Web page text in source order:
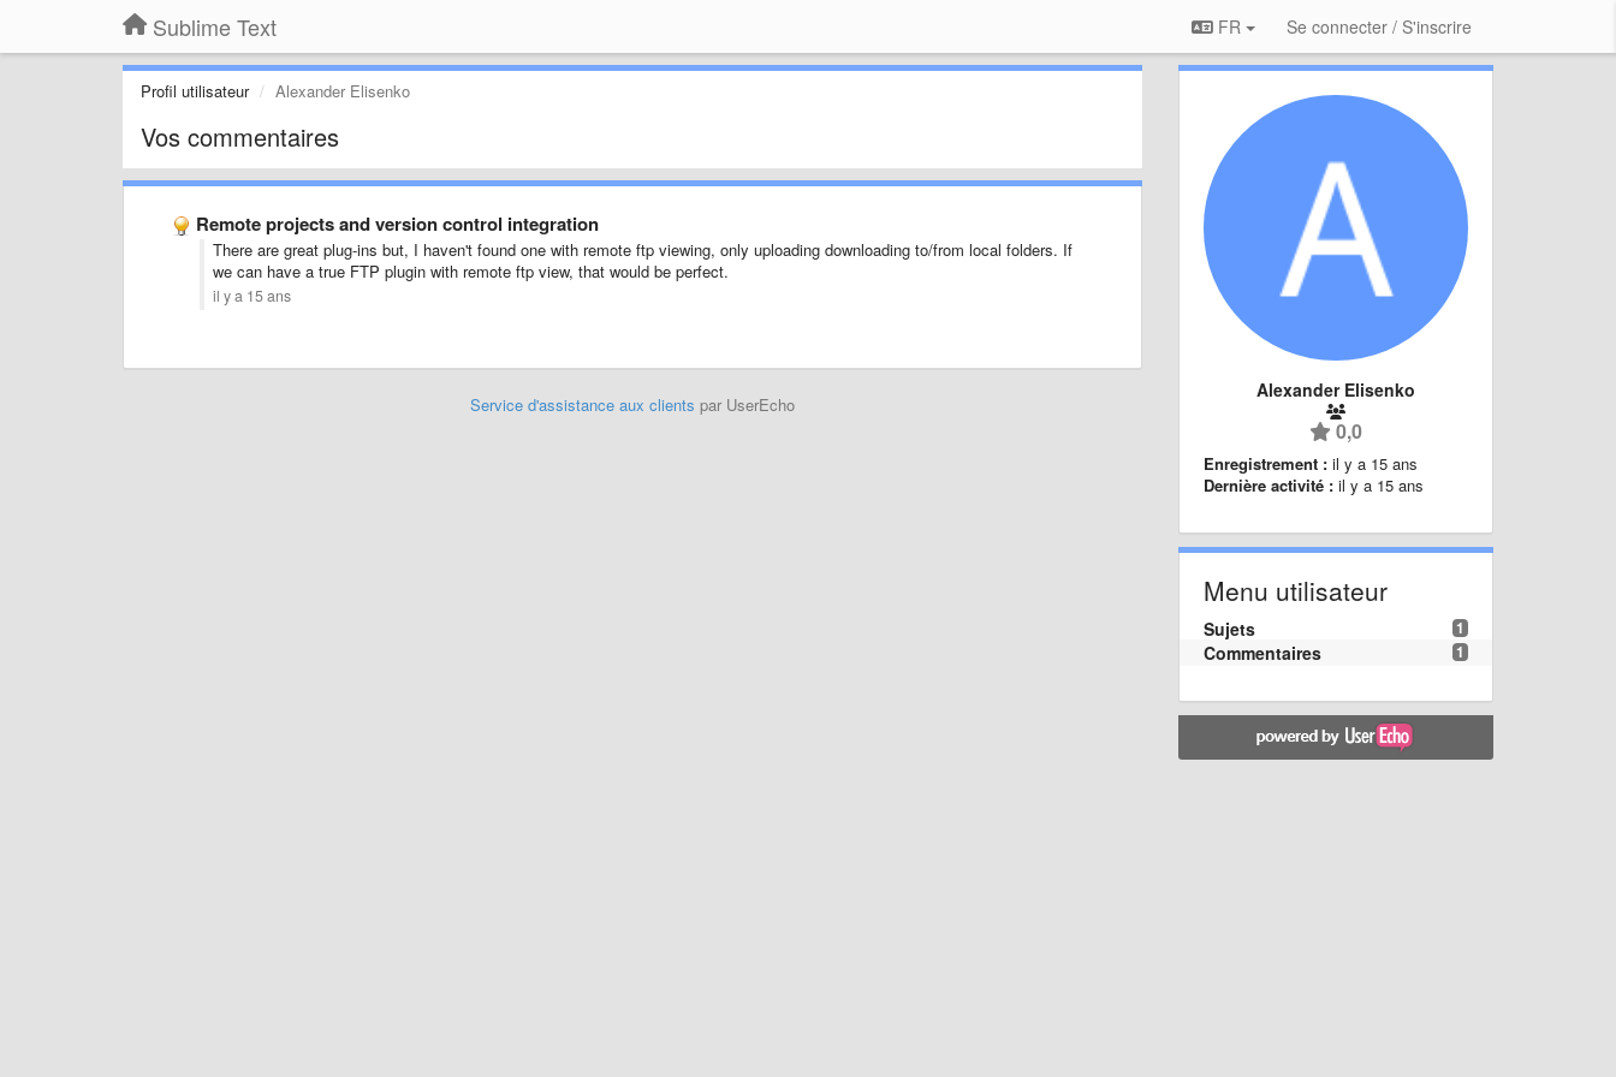
Sublime Text FR Se connecter / S'inscrire
Profil utilisateur Alexander Elisenko
Vos commentaires
Remote projects and version control integration
There are great plug-ins but, I haven't found one with remote ftp viewing, only uploading downloading to/from local folders. If
we can have a true FTP plugin with remote ftp view, that would be perfect.
il y a 15 ans
Service d'assistance aux clients par UserEcho
Alexander Elisenko
0,0
Enregistrement : il y a 15 ans
Dernière activité : il y a 15 ans
Menu utilisateur
1
Sujets
1
Commentaires